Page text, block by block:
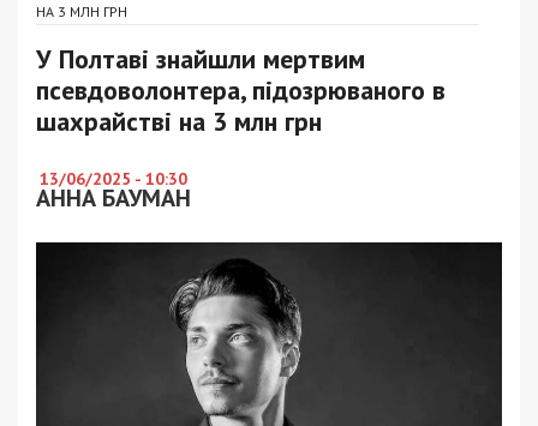
НА 3 МЛН ГРН
У Полтаві знайшли мертвим
псевдоволонтера, підозрюваного в
шахрайстві на 3 млн грн
13/06/2025 - 10:30
АННА БАУМАН